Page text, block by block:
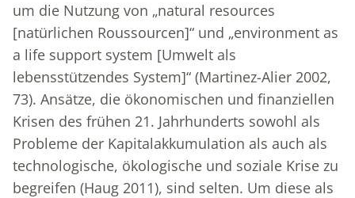
um die Nutzung von „natural resources
[natürlichen Roussourcen]“ und „environment as
a life support system [Umwelt als
lebensstützendes System]“ (Martinez-Alier 2002,
73). Ansätze, die ökonomischen und finanziellen
Krisen des frühen 21. Jahrhunderts sowohl als
Probleme der Kapitalakkumulation als auch als
technologische, ökologische und soziale Krise zu
begreifen (Haug 2011), sind selten. Um diese als